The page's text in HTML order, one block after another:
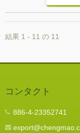
結果 1 - 11 の 11
コンタクト
886-4-23352741